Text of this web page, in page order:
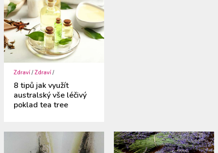
Zdraví /Zdraví /
8 tipů jak využít
australský vše léčivý
poklad tea tree